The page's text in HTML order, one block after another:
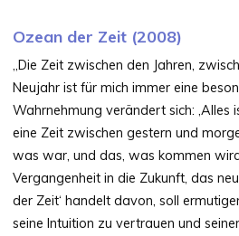
Ozean der Zeit (2008)
„Die Zeit zwischen den Jahren,
Neujahr ist für mich immer eine
Wahrnehmung verändert sich: ‚Alles
eine Zeit zwischen gestern und
was war, und das, was kommen
Vergangenheit in die Zukunft, das
der Zeit‘ handelt davon, soll
seine Intuition zu vertrauen und